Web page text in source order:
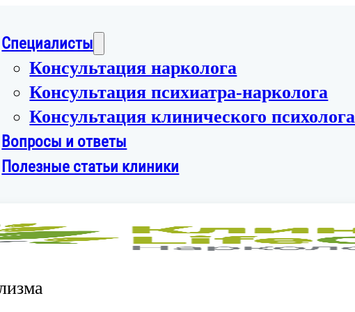
Специалисты
Консультация нарколога
Консультация психиатра-нарколога
Консультация клинического психолога
Вопросы и ответы
Полезные статьи клиники